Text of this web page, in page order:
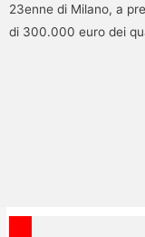
23enne di Milano, a
di 300.000 euro dei